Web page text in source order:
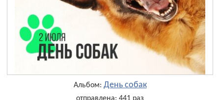
Альбом: День собак
отправлена: 441 раз